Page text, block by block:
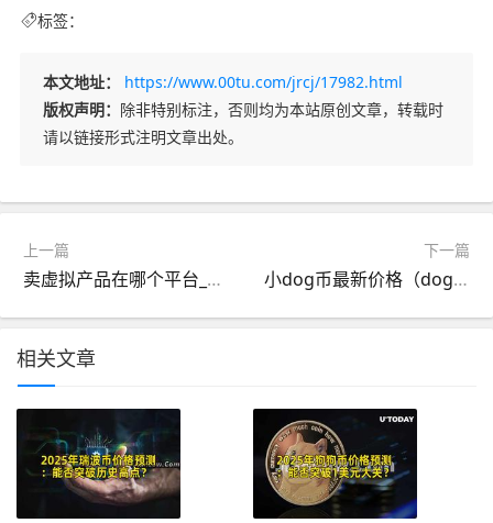
标签：
本文地址：
https://www.00tu.com/jrcj/17982.html
版权声明： 除非特别标注，否则均为本站原创文章，转载时
请以链接形式注明文章出处。
上一篇
卖虚拟产品在哪个平台_c2c交易平台下载
下一篇
小dog币最新价格（dog币哪里买）
相关文章